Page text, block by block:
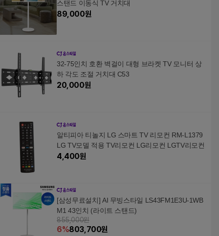
스탠드 이동식 TV 거치대
89,000원
32-75인치 호환 벽걸이 대형 브라켓 TV 모니터 상
하 각도 조절 거치대 C53
20,000원
알티피아 티놀지 LG 스마트 TV 리모컨 RM-L1379
LG TV모델 적용 TV리모컨 LG리모컨 LGTV리모컨
4,400원
[삼성무료설치] AI 무빙스타일 LS43FM1E3U-1WB
M1 43인치 (라이트 스탠드)
855,000원
6%803,700원